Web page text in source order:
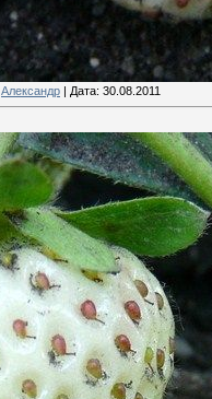
Александр | Дата: 30.08.2011